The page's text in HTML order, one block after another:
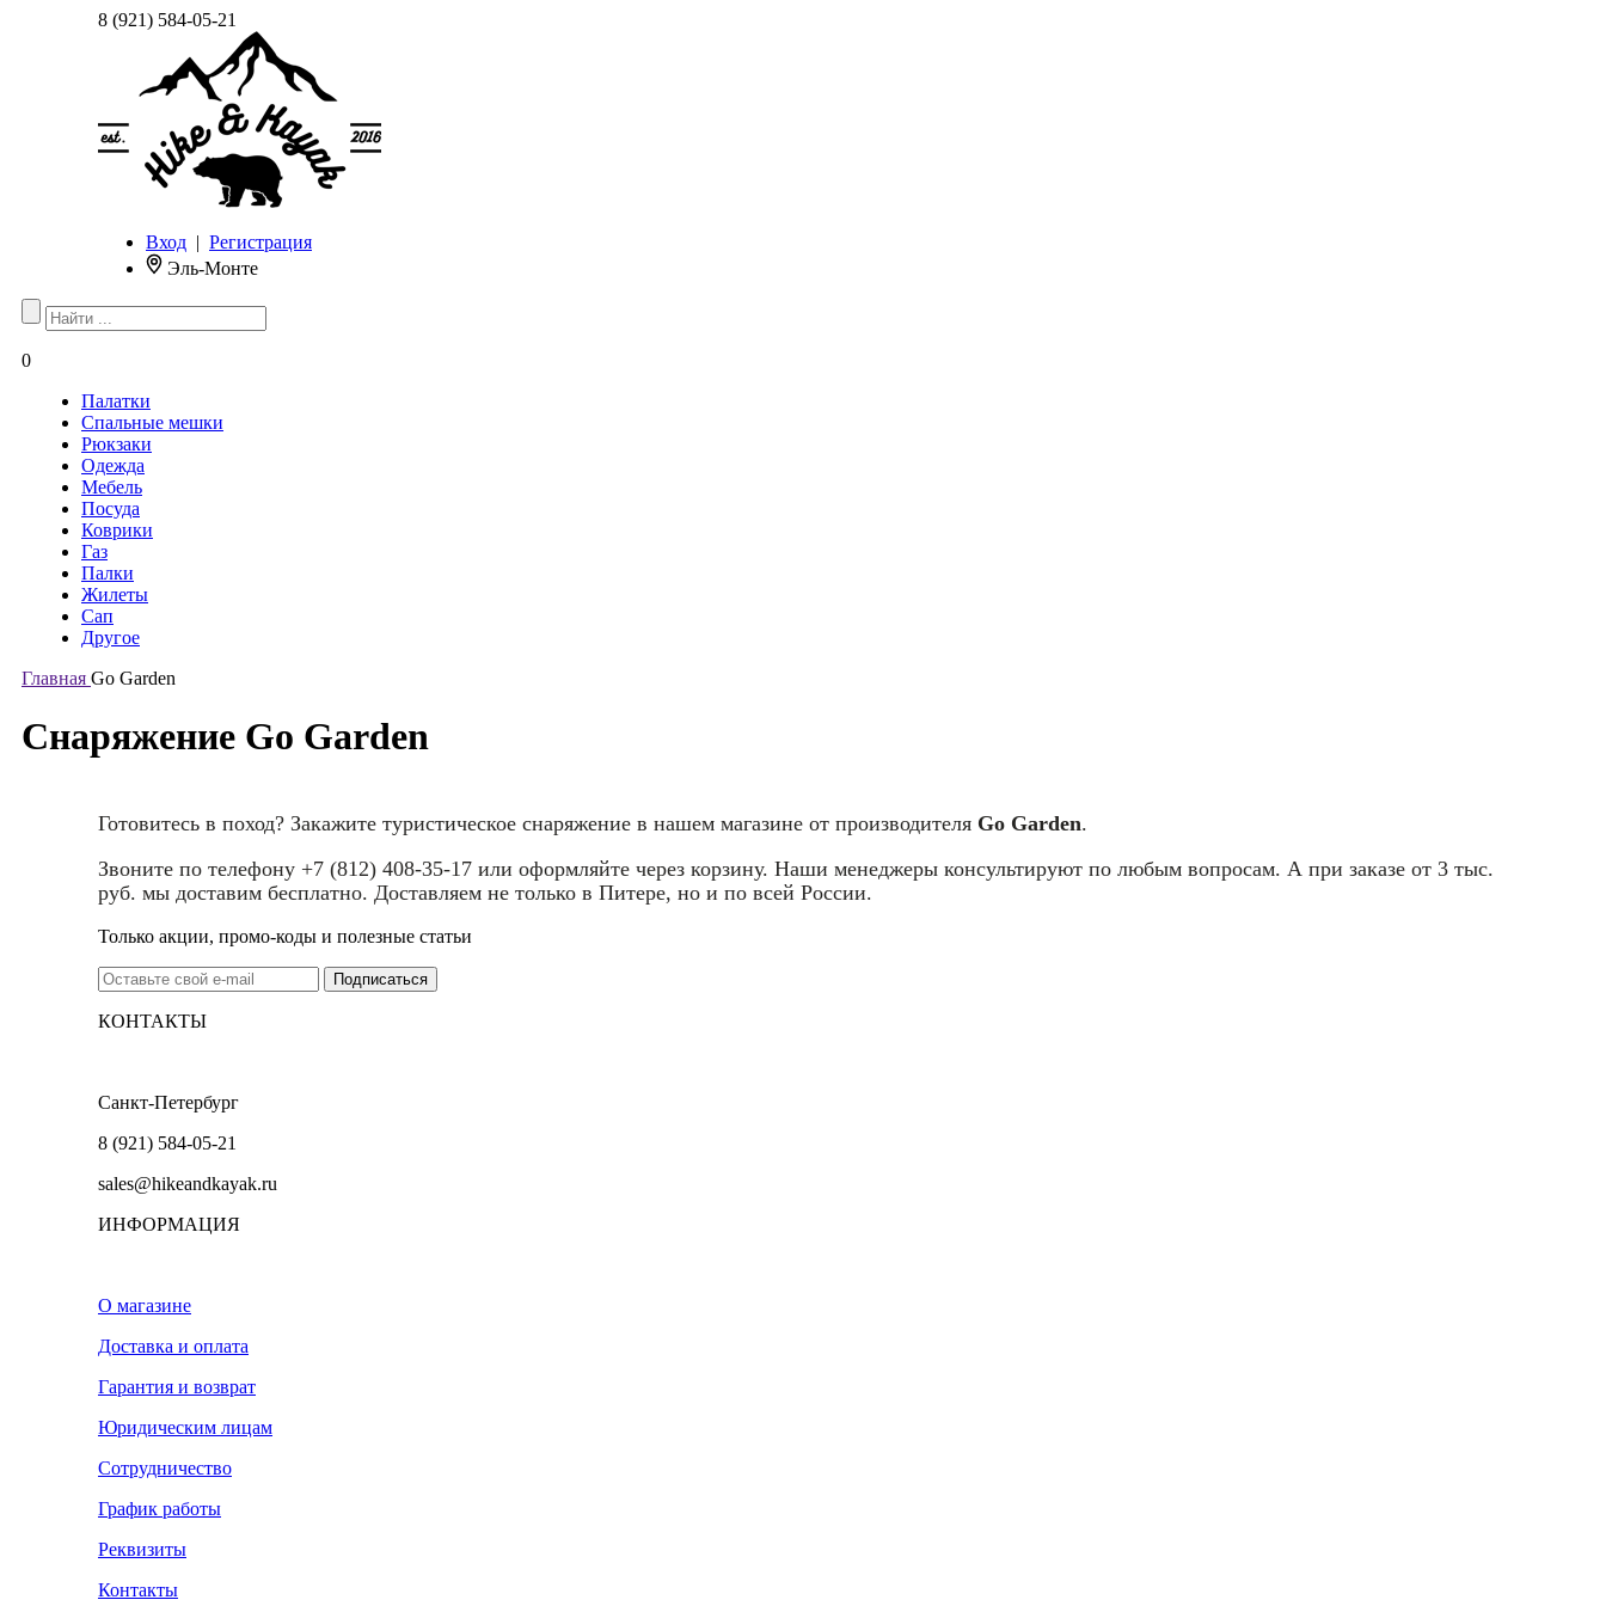
8 (921) 584-05-21
Вход | Регистрация
Эль-Монте
0
Палатки
Спальные мешки
Рюкзаки
Одежда
Мебель
Посуда
Коврики
Газ
Палки
Жилеты
Сап
Другое
Главная Go Garden
Снаряжение Go Garden
Готовитесь в поход? Закажите туристическое снаряжение в нашем магазине от производителя Go Garden.
Звоните по телефону +7 (812) 408-35-17 или оформляйте через корзину. Наши менеджеры консультируют по любым вопросам. А при заказе от 3 тыс.
руб. мы доставим бесплатно. Доставляем не только в Питере, но и по всей России.
Только акции, промо-коды и полезные статьи
КОНТАКТЫ
Санкт-Петербург
8 (921) 584-05-21
sales@hikeandkayak.ru
ИНФОРМАЦИЯ
О магазине
Доставка и оплата
Гарантия и возврат
Юридическим лицам
Сотрудничество
График работы
Реквизиты
Контакты